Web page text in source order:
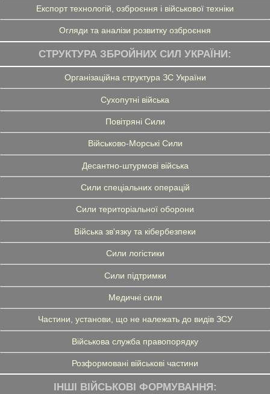
Експорт технологій, озброєння і військової техніки
Огляди та аналізи розвитку озброєння
СТРУКТУРА ЗБРОЙНИХ СИЛ УКРАЇНИ:
Організаційна структура ЗС України
Сухопутні війська
Повітряні Сили
Військово-Морські Сили
Десантно-штурмові війська
Сили спеціальних операцій
Сили територіальної оборони
Війська зв'язку та кібербезпеки
Сили логістики
Сили підтримки
Медичні сили
Частини, установи, що не належать до видів ЗСУ
Військова служба правопорядку
Розформовані військові частини
ІНШІ ВІЙСЬКОВІ ФОРМУВАННЯ: